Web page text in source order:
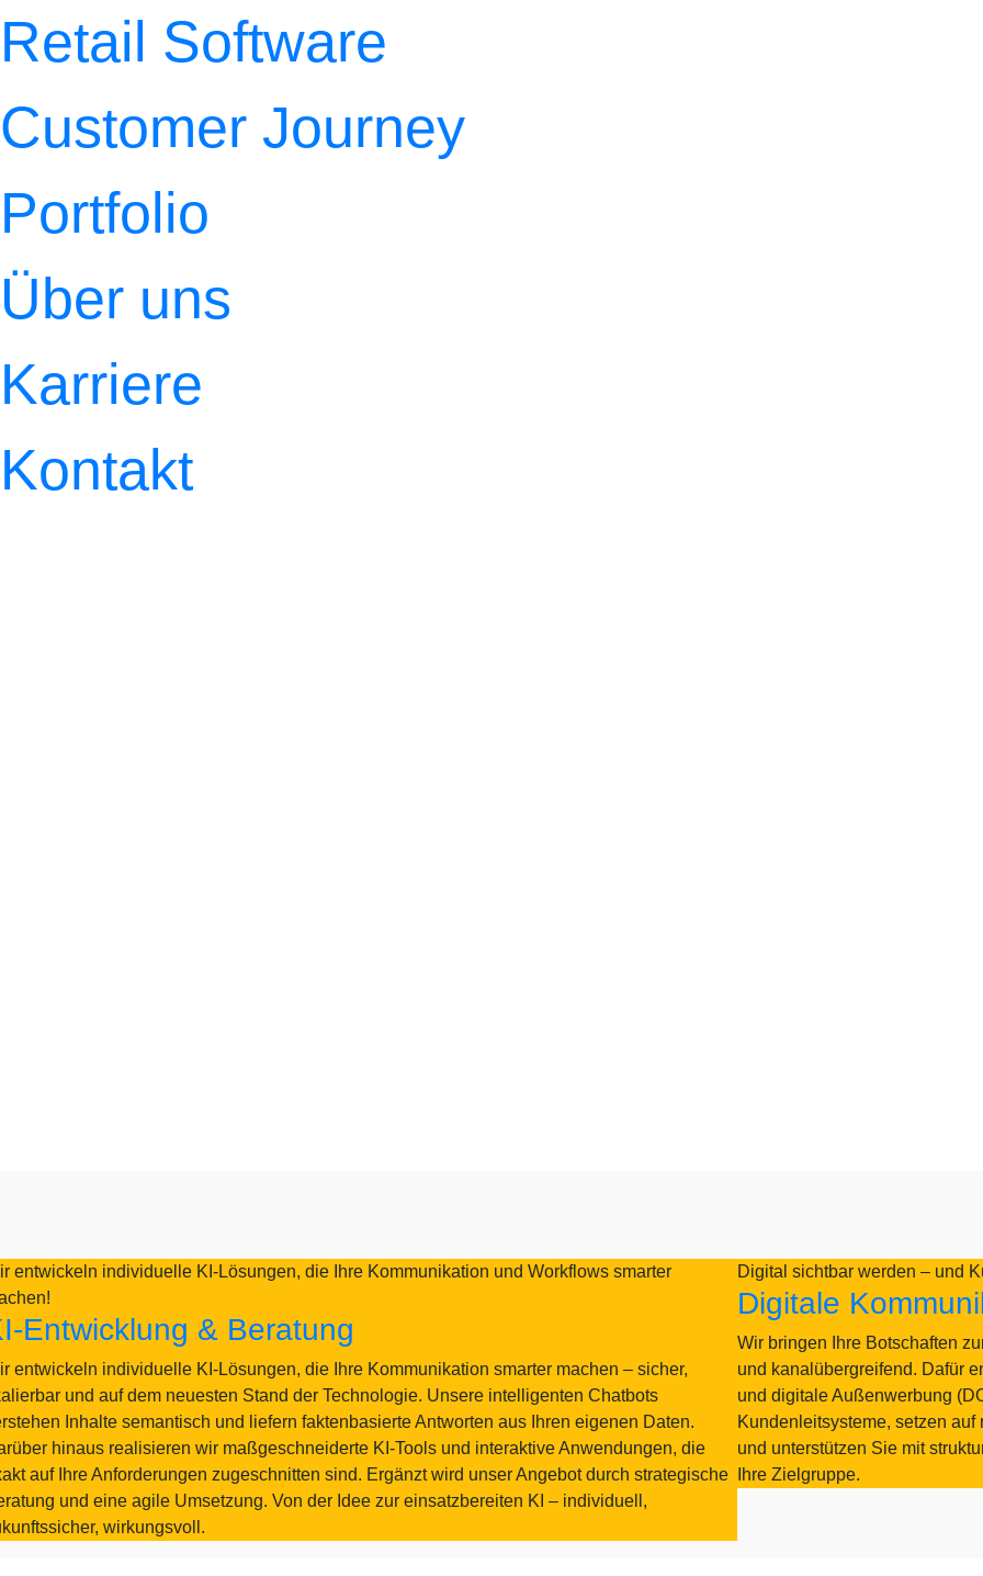
Retail Software
Customer Journey
Portfolio
Über uns
Karriere
Kontakt
entwickeln individuelle KI-Lösungen, die Ihre Kommunikation und Workflows smarter
Entwicklung & Beratung
entwickeln individuelle KI-Lösungen, die Ihre Kommunikation smarter machen – sicher,
und auf dem neuesten Stand der Technologie. Unsere intelligenten Chatbots
Inhalte semantisch und liefern faktenbasierte Antworten aus Ihren eigenen Daten.
hinaus realisieren wir maßgeschneiderte KI-Tools und interaktive Anwendungen, die
auf Ihre Anforderungen zugeschnitten sind. Ergänzt wird unser Angebot durch strategische
und eine agile Umsetzung. Von der Idee zur einsatzbereiten KI – individuell,
wirkungsvoll.
Digital sichtbar werden – und
Digitale
Wir bringen Ihre Botschaften
und kanalübergreifend. Dafür
und digitale Außenwerbung
Kundenleitsysteme, setzen
und unterstützen Sie mit
Ihre Zielgruppe.